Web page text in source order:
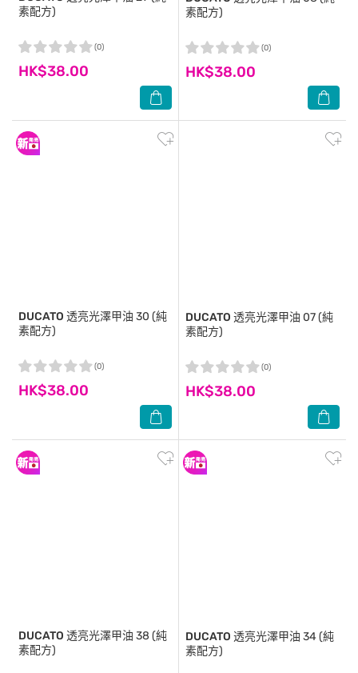
素配方)
HK$38.00
(0)
素配方)
HK$38.00
(0)
DUCATO 透亮光澤甲油 30 (純
素配方)
HK$38.00
(0)
DUCATO 透亮光澤甲油 07 (純
素配方)
HK$38.00
(0)
DUCATO 透亮光澤甲油 38 (純
素配方)
DUCATO 透亮光澤甲油 34 (純
素配方)